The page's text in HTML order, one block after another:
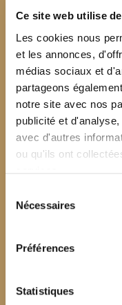
Ce site web utilise
Les cookies nous
et les annonces,
médias sociaux et
partageons
notre site avec nos
publicité et
avec d'autres
ou qu'ils ont
Nécessaires
Préférences
Statistiques